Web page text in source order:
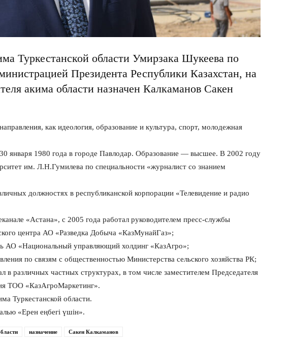
Туркестанской области Умирзака Шукеева по
Президента Республики Казахстан, на
акима области назначен Калкаманов Сакен
как идеология, образование и культура, спорт, молодежная
января 1980 года в городе Павлодар. Образование — высшее. В 2002 году
им. Л.Н.Гумилева по специальности «журналист со знанием
должностях в республиканской корпорации «Телевидение и радио
«Астана», с 2005 года работал руководителем пресс-службы
центра АО «Разведка Добыча «КазМунайГаз»;
АО «Национальный управляющий холдинг «КазАгро»;
по связям с общественностью Министерства сельского хозяйства РК;
в различных частных структурах, в том числе заместителем Председателя
ТОО «КазАгроМаркетинг».
Туркестанской области.
«Ерен еңбегі үшін».
назначение Сакен Калкаманов